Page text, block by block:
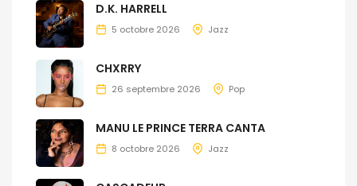
D.K. HARRELL
5 octobre 2026 Jazz
CHXRRY
26 septembre 2026 Pop
MANU LE PRINCE TERRA CANTA
8 octobre 2026 Jazz